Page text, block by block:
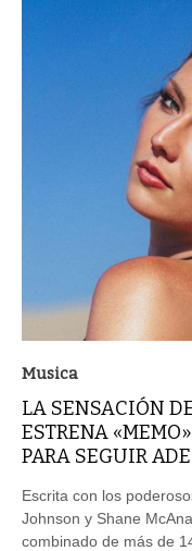
Musica
LA SENSACIÓN
ESTRENA
PARA SEGUIR
Escrita con los
Johnson y Shane
combinado de más de